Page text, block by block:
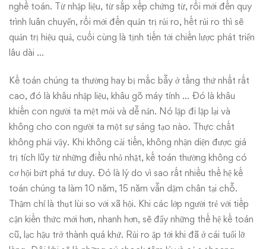
nghề toán. Từ nhập liệu, từ sắp xếp chứng từ, rồi mới đến quy
trình luân chuyển, rồi mới đến quản trị rủi ro, hết rủi ro thì sẽ
quản trị hiệu quả, cuối cùng là tịnh tiến tới chiến lược phát triển
lâu dài …
Kế toán chúng ta thường hay bị mắc bẫy ở tầng thứ nhất rất
cao, đó là khâu nhập liệu, khâu gõ máy tính … Đó là khâu
khiến con người ta mệt mỏi và dễ nản. Nó lặp đi lặp lại và
không cho con người ta một sự sáng tạo nào. Thực chất
không phải vậy. Khi không cải tiến, không nhận diện được giá
trị tích lũy từ những điều nhỏ nhặt, kế toán thường không có
cơ hội bứt phá tư duy. Đó là lý do vì sao rất nhiều thế hệ kế
toán chúng ta làm 10 năm, 15 năm vẫn dậm chân tại chỗ.
Thậm chí là thụt lùi so với xã hội. Khi các lớp người trẻ với tiếp
cận kiến thức mới hơn, nhanh hơn, sẽ đẩy những thế hệ kế toán
cũ, lạc hậu trở thành quá khứ. Rủi ro ập tới khi đã ở cái tuổi lỡ